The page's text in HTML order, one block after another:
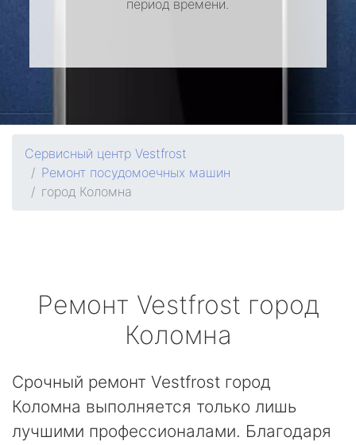
период времени.
Сервисный центр Vestfrost
Ремонт посудомоечных машин
город Коломна
Ремонт Vestfrost город
Коломна
Срочный ремонт Vestfrost город
Коломна выполняется только лишь
лучшими профессионалами. Благодаря